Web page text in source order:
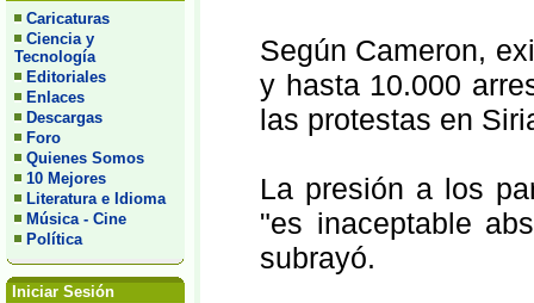
Caricaturas
Ciencia y
Tecnología
Editoriales
Enlaces
Descargas
Foro
Quienes Somos
10 Mejores
Literatura e Idioma
Música - Cine
Política
Iniciar Sesión
Según Cameron,
y hasta 10.000
las protestas en
La presión a los
"es inaceptable
subrayó.